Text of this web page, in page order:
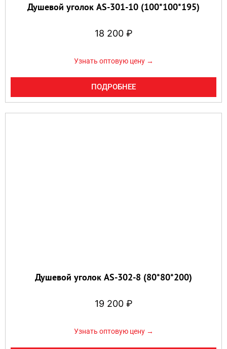
Душевой уголок AS-301-10 (100*100*195)
18 200 ₽
Узнать оптовую цену →
ПОДРОБНЕЕ
Душевой уголок AS-302-8 (80*80*200)
19 200 ₽
Узнать оптовую цену →